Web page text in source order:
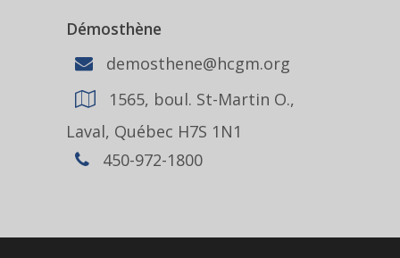
Démosthène
demosthene@hcgm.org
1565, boul. St-Martin O.,
Laval, Québec H7S 1N1
450-972-1800